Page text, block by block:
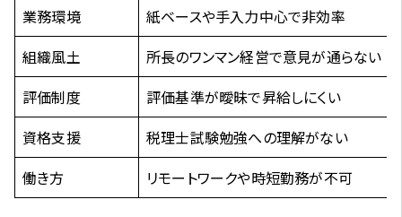
業務環境
紙ベースや手入力中心で非効率
組織風土
所長のワンマン経営で意見が通らない
評価制度
評価基準が曖昧で昇給しにくい
資格支援
税理士試験勉強への理解がない
働き方
リモートワークや時短勤務が不可